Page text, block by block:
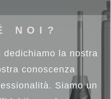
NOI?
la nostra
conoscenza
Siamo un